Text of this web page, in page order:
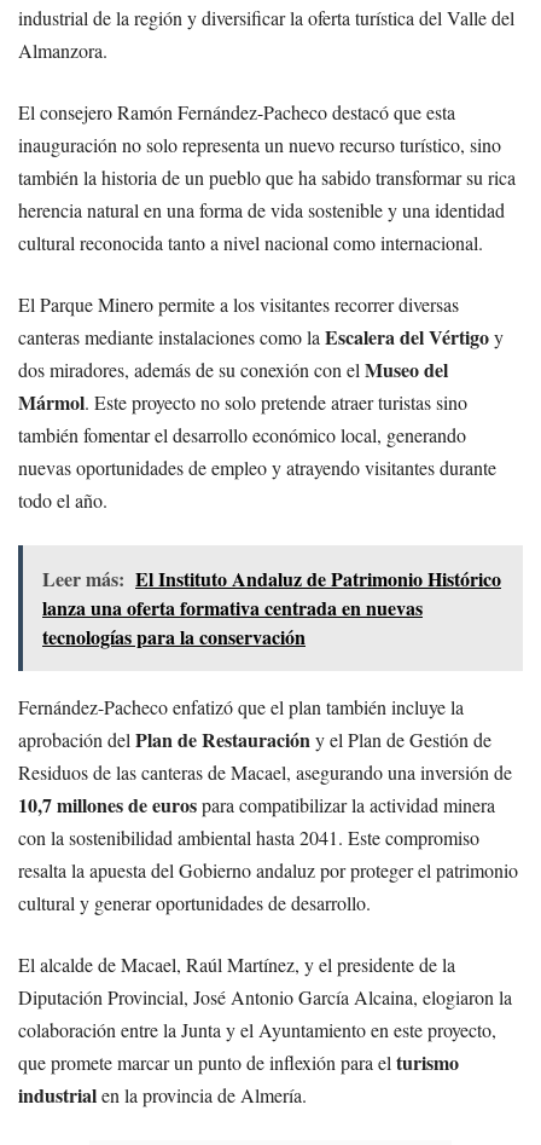
industrial de la región y diversificar la oferta turística del Valle del
Almanzora.
El consejero Ramón Fernández-Pacheco destacó que esta
inauguración no solo representa un nuevo recurso turístico, sino
también la historia de un pueblo que ha sabido transformar su rica
herencia natural en una forma de vida sostenible y una identidad
cultural reconocida tanto a nivel nacional como internacional.
El Parque Minero permite a los visitantes recorrer diversas
canteras mediante instalaciones como la Escalera del Vértigoy
dos miradores, además de su conexión con el Museo del
Mármol. Este proyecto no solo pretende atraer turistas sino
también fomentar el desarrollo económico local, generando
nuevas oportunidades de empleo y atrayendo visitantes durante
todo el año.
Leer más: El Instituto Andaluz de Patrimonio Histórico
lanza una oferta formativa centrada en nuevas
tecnologías para la conservación
Fernández-Pacheco enfatizó que el plan también incluye la
aprobación del Plan de Restauracióny el Plan de Gestión de
Residuos de las canteras de Macael, asegurando una inversión de
10,7 millones de eurospara compatibilizar la actividad minera
con la sostenibilidad ambiental hasta 2041. Este compromiso
resalta la apuesta del Gobierno andaluz por proteger el patrimonio
cultural y generar oportunidades de desarrollo.
El alcalde de Macael, Raúl Martínez, y el presidente de la
Diputación Provincial, José Antonio García Alcaina, elogiaron la
colaboración entre la Junta y el Ayuntamiento en este proyecto,
que promete marcar un punto de inflexión para el turismo
industrialen la provincia de Almería.